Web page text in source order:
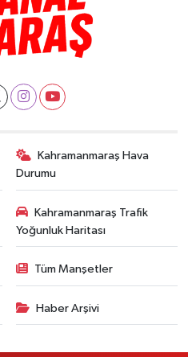
Kahramanmaraş Hava
Durumu
Kahramanmaraş Trafik
Yoğunluk Haritası
Tüm Manşetler
Haber Arşivi